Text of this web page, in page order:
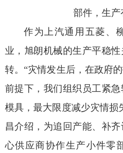
部件，生产
作为上汽通用五菱、
业，旭朗机械的生产平稳
转。“灾情发生后，在政府
前提下，我们组织员工紧
模具，最大限度减少灾情损
昌介绍，为追回产能、补
心供应商协作生产小件零